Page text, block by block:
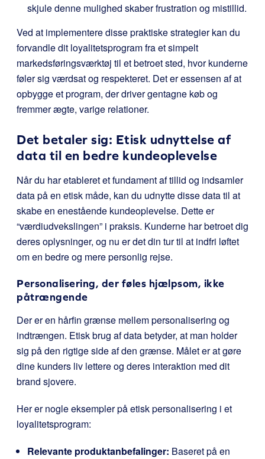
skjule denne mulighed skaber frustration og mistillid.
Ved at implementere disse praktiske strategier kan du
forvandle dit loyalitetsprogram fra et simpelt
markedsføringsværktøj til et betroet sted, hvor kunderne
føler sig værdsat og respekteret. Det er essensen af at
opbygge et program, der driver gentagne køb og
fremmer ægte, varige relationer.
Det betaler sig: Etisk udnyttelse af
data til en bedre kundeoplevelse
Når du har etableret et fundament af tillid og indsamler
data på en etisk måde, kan du udnytte disse data til at
skabe en enestående kundeoplevelse. Dette er
“værdiudvekslingen” i praksis. Kunderne har betroet dig
deres oplysninger, og nu er det din tur til at indfri løftet
om en bedre og mere personlig rejse.
Personalisering, der føles hjælpsom, ikke
påtrængende
Der er en hårfin grænse mellem personalisering og
indtrængen. Etisk brug af data betyder, at man holder
sig på den rigtige side af den grænse. Målet er at gøre
dine kunders liv lettere og deres interaktion med dit
brand sjovere.
Her er nogle eksempler på etisk personalisering i et
loyalitetsprogram:
Relevante produktanbefalinger: Baseret på en